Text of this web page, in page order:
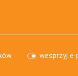
wesprzyj e-